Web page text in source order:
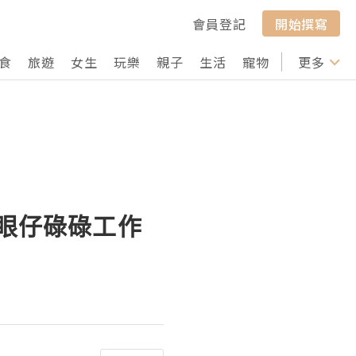
會員登記
開始撰寫
旅遊 女生 玩樂 親子 生活 寵物 行山 打卡
更多
仔碌碌工作